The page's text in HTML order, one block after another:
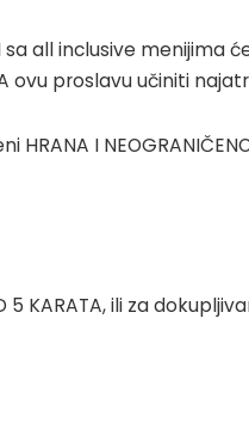
sa all inclusive menijima
ovu proslavu učiniti
HRANA I
5 KARATA, ili za